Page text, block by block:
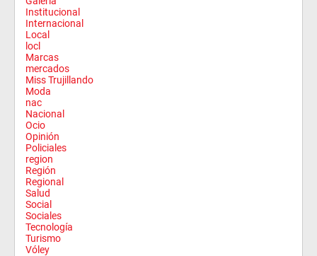
Institucional
Internacional
Local
locl
Marcas
mercados
Miss Trujillando
Moda
nac
Nacional
Ocio
Opinión
Policiales
region
Región
Regional
Salud
Social
Sociales
Tecnología
Turismo
Vóley